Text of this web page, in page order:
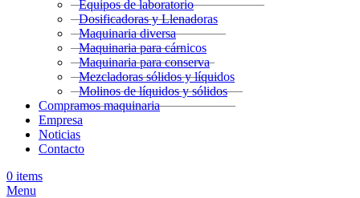
Equipos de laboratorio
Dosificadoras y Llenadoras
Maquinaria diversa
Maquinaria para cárnicos
Maquinaria para conserva
Mezcladoras sólidos y líquidos
Molinos de líquidos y sólidos
Compramos maquinaria
Empresa
Noticias
Contacto
0 items
Menu